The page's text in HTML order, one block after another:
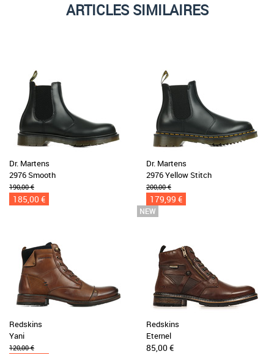
ARTICLES SIMILAIRES
Dr. Martens
2976 Smooth
190,00 €
185,00 €
Dr. Martens
2976 Yellow Stitch
200,00 €
179,99 €
Redskins
Yani
120,00 €
Redskins
Eternel
85,00 €